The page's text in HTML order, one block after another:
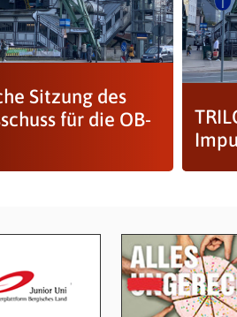
Sitzung des
für die OB-